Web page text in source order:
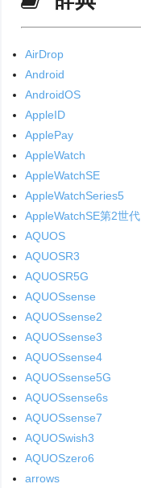
AirDrop
Android
AndroidOS
AppleID
ApplePay
AppleWatch
AppleWatchSE
AppleWatchSeries5
AppleWatchSE第2世代
AQUOS
AQUOSR3
AQUOSR5G
AQUOSsense
AQUOSsense2
AQUOSsense3
AQUOSsense4
AQUOSsense5G
AQUOSsense6s
AQUOSsense7
AQUOSwish3
AQUOSzero6
arrows